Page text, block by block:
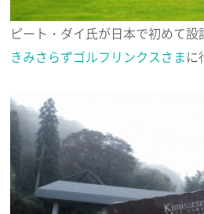
ピート・ダイ氏が日本で初めて設
きみさらずゴルフリンクスさまに